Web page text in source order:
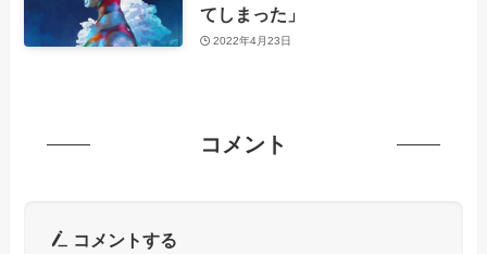
てしまった」
2022年4月23日
コメント
コメントする